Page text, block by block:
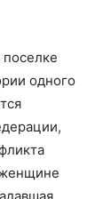
одного
женщине